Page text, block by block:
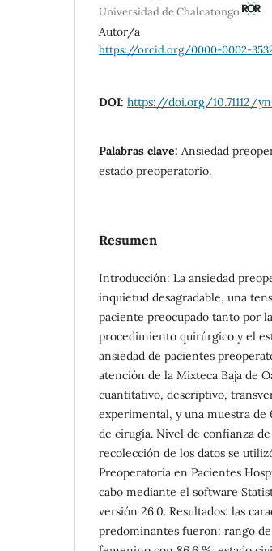
Universidad de Chalcatongo
Autor/a
https://orcid.org/0000-0002-
DOI: https://doi.org/10.71112/
Palabras clave: Ansiedad
estado preoperatorio.
Resumen
Introducción: La ansiedad
inquietud desagradable, una
paciente preocupado tanto por
procedimiento quirúrgico y el
ansiedad de pacientes
atención de la Mixteca Baja de
cuantitativo, descriptivo,
experimental, y una muestra de
de cirugía. Nivel de confianza
recolección de los datos se
Preoperatoria en Pacientes
cabo mediante el software
versión 26.0. Resultados: las
predominantes fueron: rango de